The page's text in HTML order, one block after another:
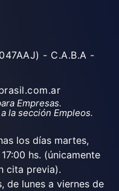
- C.A.B.A -
Empresas.
la sección Empleos.
los días martes,
hs. (únicamente
cita previa).
de lunes a viernes de